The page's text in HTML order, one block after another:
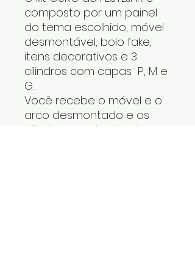
composto por um painel
do tema escolhido, móvel
desmontável, bolo fake,
itens decorativos e 3
cilindros com capas P, M e
G.
Você recebe o móvel e o
arco desmontado e os
cilindros um dentro do